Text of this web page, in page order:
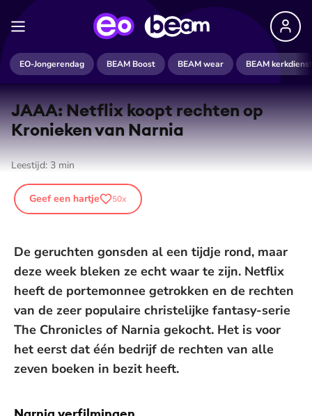
EO-Jongerendag BEAM Boost BEAM wear BEAM kerkdienst
JAAA: Netflix koopt rechten op
Kronieken van Narnia
Leestijd:3min
Geef een hartje 50x
De geruchten gonsden al een tijdje rond, maar
deze week bleken ze echt waar te zijn. Netflix
heeft de portemonnee getrokken en de rechten
van de zeer populaire christelijke fantasy-serie
The Chronicles of Narnia gekocht. Het is voor
het eerst dat één bedrijf de rechten van alle
zeven boeken in bezit heeft.